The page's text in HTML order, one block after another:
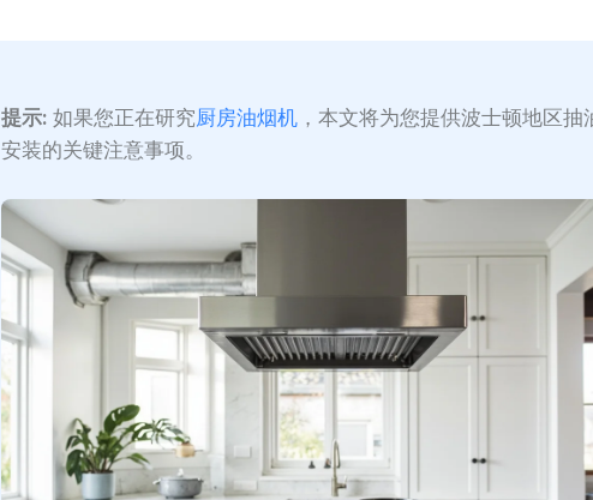
提示: 如果您正在研究厨房油烟机 ，本文将为您提供波士顿地区抽
安装的关键注意事项。